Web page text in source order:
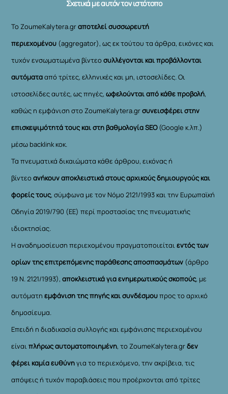
Σχετικά με αυτόν τον ιστότοπο
Το ZoumeKalytera.grαποτελεί συσσωρευτή
περιεχομένου (aggregator), ως εκ τούτου τα άρθρα, εικόνες και
τυχόν ενσωματωμένα βίντεοσυλλέγονται και προβάλλονται
αυτόματααπό τρίτες, ελληνικές και μη, ιστοσελίδες. Οι
ιστοσελίδες αυτές, ως πηγές,ωφελούνται από κάθε προβολή,
καθώς η εμφάνιση στο ZoumeKalytera.grσυνεισφέρει στην
επισκεψιμότητά τους και στη βαθμολογία SEO(Google κ.λπ.)
μέσω backlink κοκ.
Τα πνευματικά δικαιώματα κάθε άρθρου, εικόνας ή
βίντεοανήκουν αποκλειστικά στους αρχικούς δημιουργούς και
φορείς τους, σύμφωνα με τον Νόμο 2121/1993 και την Ευρωπαϊκή
Οδηγία 2019/790 (ΕΕ) περί προστασίας της πνευματικής
ιδιοκτησίας.
Η αναδημοσίευση περιεχομένου πραγματοποιείταιεντός των
ορίων της επιτρεπόμενης παράθεσης αποσπασμάτων (άρθρο
19 Ν. 2121/1993), αποκλειστικά για ενημερωτικούς σκοπούς, με
αυτόματηεμφάνιση της πηγής και συνδέσμουπρος το αρχικό
δημοσίευμα.
Επειδή η διαδικασία συλλογής και εμφάνισης περιεχομένου
είναιπλήρως αυτοματοποιημένη, το ZoumeKalytera.grδεν
φέρει καμία ευθύνηγια το περιεχόμενο, την ακρίβεια, τις
απόψεις ή τυχόν παραβιάσεις που προέρχονται από τρίτες